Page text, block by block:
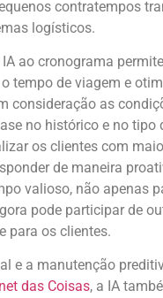
contratempos
logísticos.
ao cronograma
tempo de viagem e
consideração as
no histórico e no tipo
os clientes com
de maneira
valioso, não apenas
pode participar de
para os clientes.
e a manutenção
das Coisas, a IA